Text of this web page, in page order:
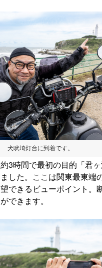
犬吠埼灯台に到着です。
3時間で最初の目的「君
した。ここは関東最東端
できるビューポイント。
できます。